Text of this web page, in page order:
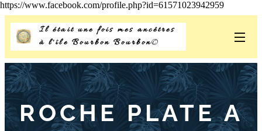
https://www.facebook.com/profile.php?id=61571023942959
Il était une fois mes ancêtres
à l'île Bourbon Bourbon©
ROCHE PLATE A